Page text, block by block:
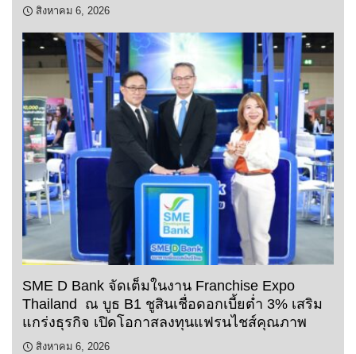
สิงหาคม 6, 2026
SME D Bank จัดเต็มในงาน Franchise Expo
Thailand ณ บูธ B1 ชูสินเชื่อดอกเบี้ยต่ำ 3% เสริม
แกร่งธุรกิจ เปิดโอกาสลงทุนแฟรนไชส์คุณภาพ
สิงหาคม 6, 2026